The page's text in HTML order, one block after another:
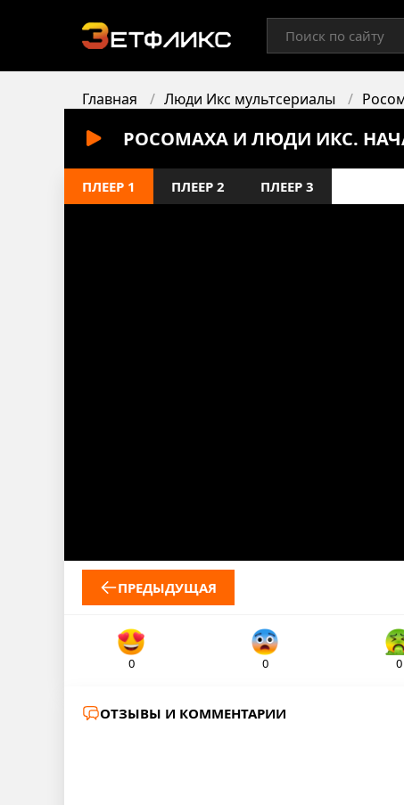
Главная Люди Икс мультсериалы
РОСОМАХА И ЛЮДИ ИКС.
ПЛЕЕР 1 ПЛЕЕР 2 ПЛЕЕР 3
ПРЕДЫДУЩАЯ
0 0 0
ОТЗЫВЫ И КОММЕНТАРИИ